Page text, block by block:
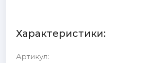
Характеристики:
Артикул: